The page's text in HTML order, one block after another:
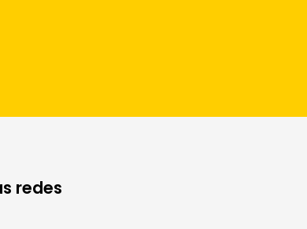
redes